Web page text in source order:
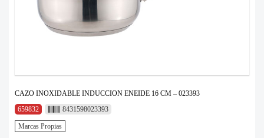
CAZO INOXIDABLE INDUCCION ENEIDE 16 CM – 023393
659832
8431598023393
Marcas Propias